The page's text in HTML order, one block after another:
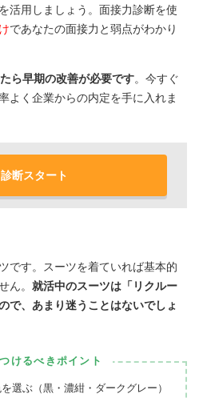
を活用しましょう。面接力診断を使
であなたの面接力と弱点がわかり
ら早期の改善が必要です。今すぐ
よく企業からの内定を手に入れま
診断スタート
です。スーツを着ていれば基本的
ん。 就活中のスーツは「リクルー
で、あまり迷うことはないでしょ
けるべきポイント
選ぶ（黒・濃紺・ダークグレー）